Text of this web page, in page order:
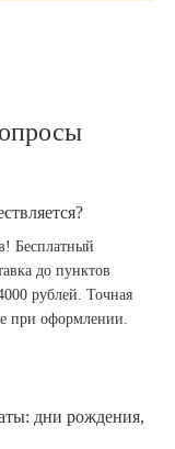
Бесплатный
до пунктов
рублей. Точная
при оформлении.
дни рождения,